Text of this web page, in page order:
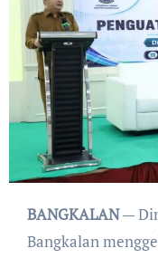
BANGKALAN—
Bangkalan